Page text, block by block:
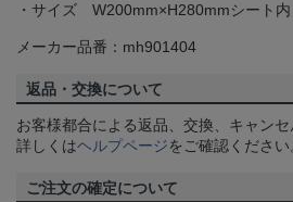
・サイズ W200mm×H280mmシート内
メーカー品番：mh901404
返品・交換について
お客様都合による返品、交換、キャンセ
詳しくはヘルプページをご確認ください
ご注文の確定について